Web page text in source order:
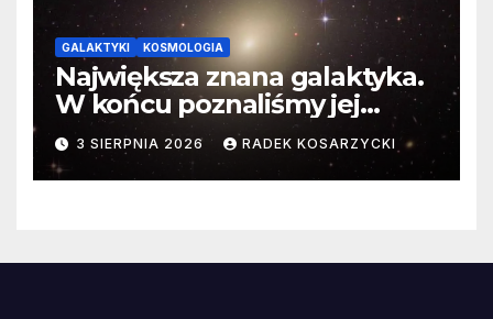
GALAKTYKI KOSMOLOGIA
Największa znana galaktyka.
W końcu poznaliśmy jej
faktyczne wymiary
3 SIERPNIA 2026 RADEK KOSARZYCKI